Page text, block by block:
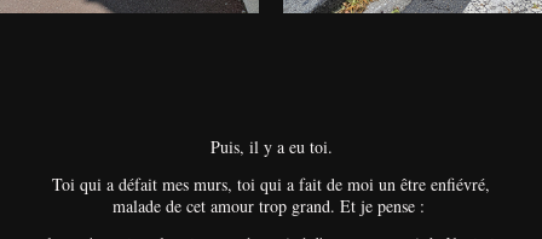
Puis, il y a eu toi.
Toi qui a défait mes murs, toi qui a fait de moi un être enfiévré,
malade de cet amour trop grand. Et je pense :